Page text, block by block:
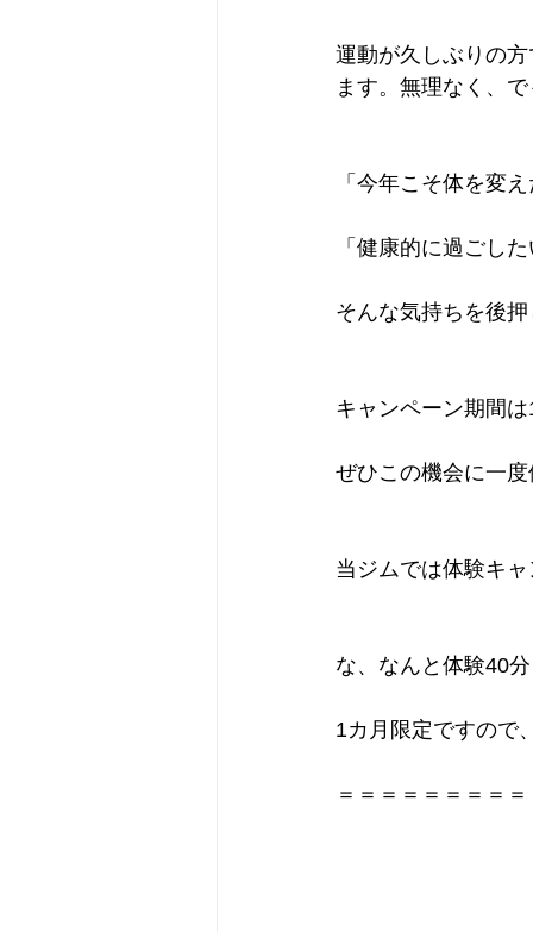
運動が久しぶりの
ます。無理なく、
「今年こそ体を変
「健康的に過ごし
そんな気持ちを後
キャンペーン期間
ぜひこの機会に一
当ジムでは体験キ
な、なんと体験40
1カ月限定ですので
＝＝＝＝＝＝＝＝